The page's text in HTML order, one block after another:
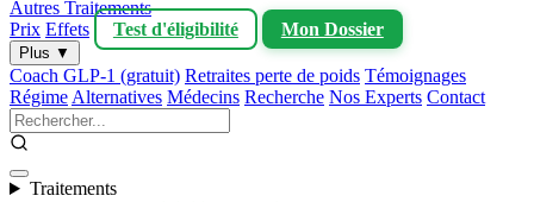
Autres Traitements
Prix Effets Test d'éligibilité Mon Dossier
Plus ▼
Coach GLP-1 (gratuit) Retraites perte de poids Témoignages
Régime Alternatives Médecins Recherche Nos Experts Contact
Traitements